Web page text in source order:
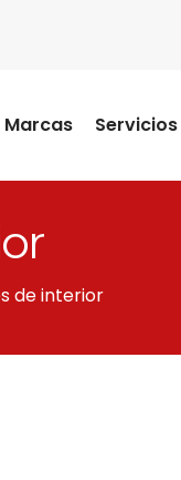
Marcas Servicios
de interior